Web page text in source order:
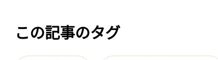
この記事のタグ